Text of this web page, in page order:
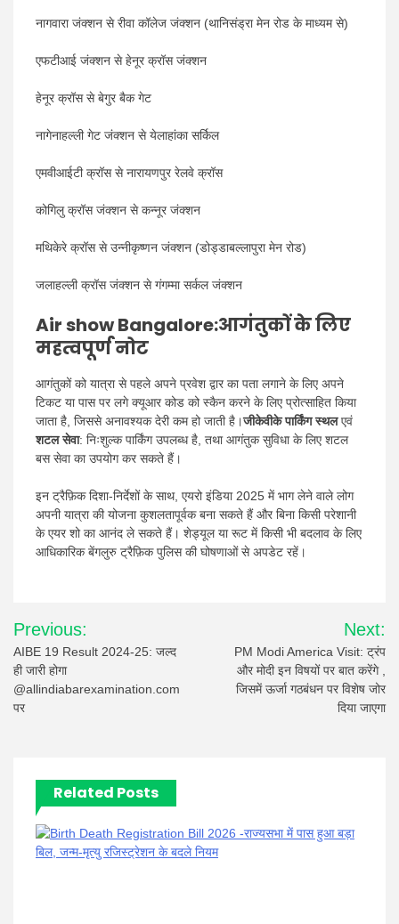
नागवारा जंक्शन से रीवा कॉलेज जंक्शन (थानिसंड्रा मेन रोड के माध्यम से)
एफटीआई जंक्शन से हेनूर क्रॉस जंक्शन
हेनूर क्रॉस से बेगुर बैक गेट
नागेनाहल्ली गेट जंक्शन से येलाहांका सर्किल
एमवीआईटी क्रॉस से नारायणपुर रेलवे क्रॉस
कोगिलु क्रॉस जंक्शन से कन्नूर जंक्शन
मथिकेरे क्रॉस से उन्नीकृष्णन जंक्शन (डोड्डाबल्लापुरा मेन रोड)
जलाहल्ली क्रॉस जंक्शन से गंगम्मा सर्कल जंक्शन
Air show Bangalore:आगंतुकों के लिए
महत्वपूर्ण नोट
आगंतुकों को यात्रा से पहले अपने प्रवेश द्वार का पता लगाने के लिए अपने
टिकट या पास पर लगे क्यूआर कोड को स्कैन करने के लिए प्रोत्साहित किया
जाता है, जिससे अनावश्यक देरी कम हो जाती है।जीकेवीके पार्किंग स्थलएवं
शटल सेवा: निःशुल्क पार्किंग उपलब्ध है, तथा आगंतुक सुविधा के लिए शटल
बस सेवा का उपयोग कर सकते हैं।
इन ट्रैफ़िक दिशा-निर्देशों के साथ, एयरो इंडिया 2025 में भाग लेने वाले लोग
अपनी यात्रा की योजना कुशलतापूर्वक बना सकते हैं और बिना किसी परेशानी
के एयर शो का आनंद ले सकते हैं। शेड्यूल या रूट में किसी भी बदलाव के लिए
आधिकारिक बेंगलुरु ट्रैफ़िक पुलिस की घोषणाओं से अपडेट रहें।
Post
navigation
Previous:
AIBE 19 Result 2024-25: जल्द
ही जारी होगा
@allindiabarexamination.com
पर
Next:
PM Modi America Visit: ट्रंप
और मोदी इन विषयों पर बात करेंगे ,
जिसमें ऊर्जा गठबंधन पर विशेष जोर
दिया जाएगा
Related Posts